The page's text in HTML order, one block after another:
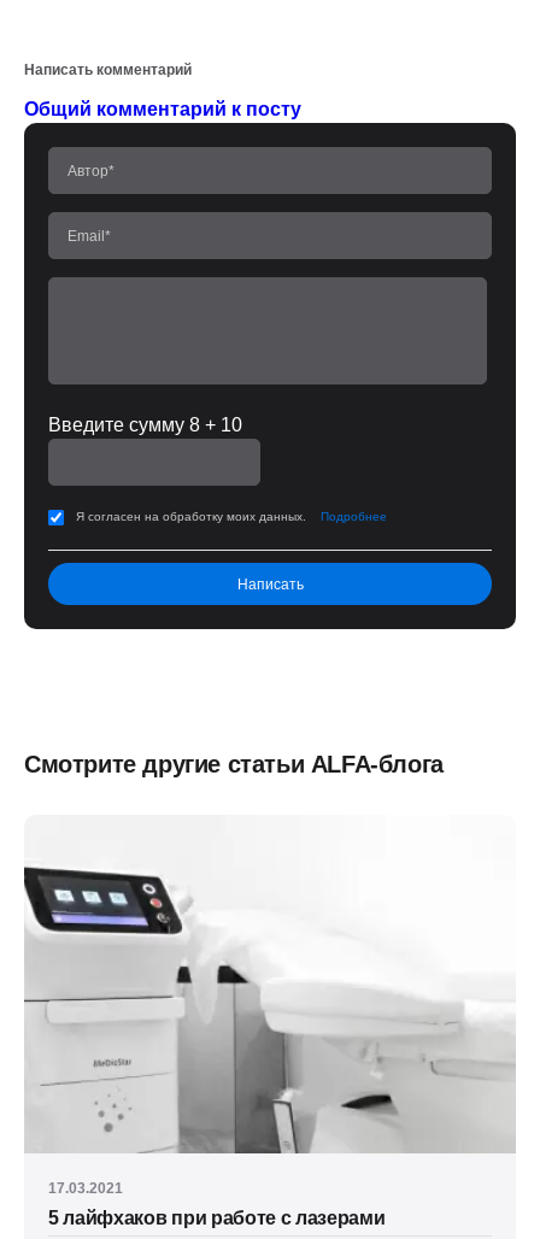
Написать комментарий
Общий комментарий к посту
Введите сумму 8 + 10
Я согласен на обработку моих данных. Подробнее
Смотрите другие статьи ALFA-блога
17.03.2021
5 лайфхаков при работе с лазерами